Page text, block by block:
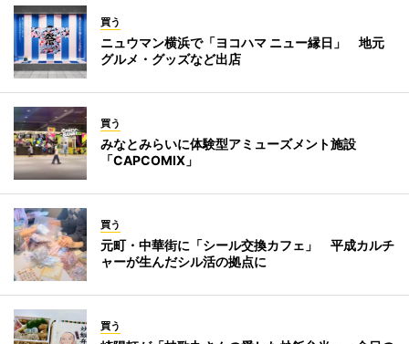
買う
ニュウマン横浜で「ヨコハマ ニュー縁日」 地元
グルメ・グッズなど出店
買う
みなとみらいに体験型アミューズメント施設
「CAPCOMIX」
買う
元町・中華街に「シール交換カフェ」 平成カルチ
ャーが生んだシル活の拠点に
買う